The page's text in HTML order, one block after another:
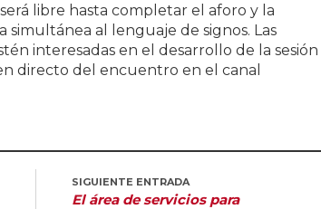
libre hasta completar el aforo y la
al lenguaje de signos. Las
interesadas en el desarrollo de la sesión
directo del encuentro en el canal
SIGUIENTE ENTRADA
El área de servicios para